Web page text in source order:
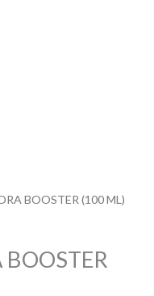
BOOSTER (100 ML)